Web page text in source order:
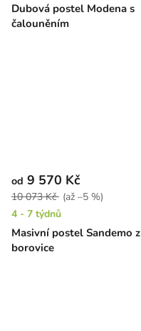
Dubová postel Modena s
čalouněním
Masivní postel Sandemo z
borovice
od 9 570 Kč
10 073 Kč (až –5 %)
4 - 7 týdnů